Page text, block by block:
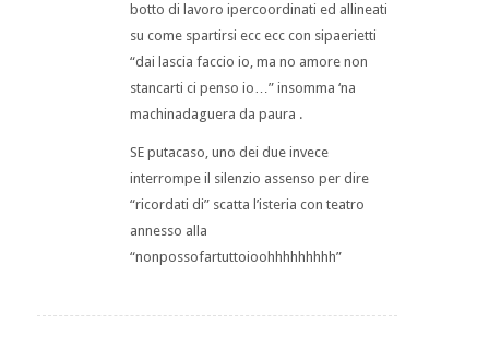
botto di lavoro ipercoordinati ed allineati
su come spartirsi ecc ecc con sipaerietti
“dai lascia faccio io, ma no amore non
stancarti ci penso io…” insomma ‘na
machinadaguera da paura .
SE putacaso, uno dei due invece
interrompe il silenzio assenso per dire
“ricordati di” scatta l’isteria con teatro
annesso alla
“nonpossofartuttoioohhhhhhhhh”